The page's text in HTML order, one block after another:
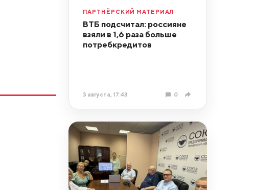
ПАРТНЁРСКИЙ МАТЕРИАЛ
ВТБ подсчитал: россияне
взяли в 1,6 раза больше
потребкредитов
3 августа, 17:43 0